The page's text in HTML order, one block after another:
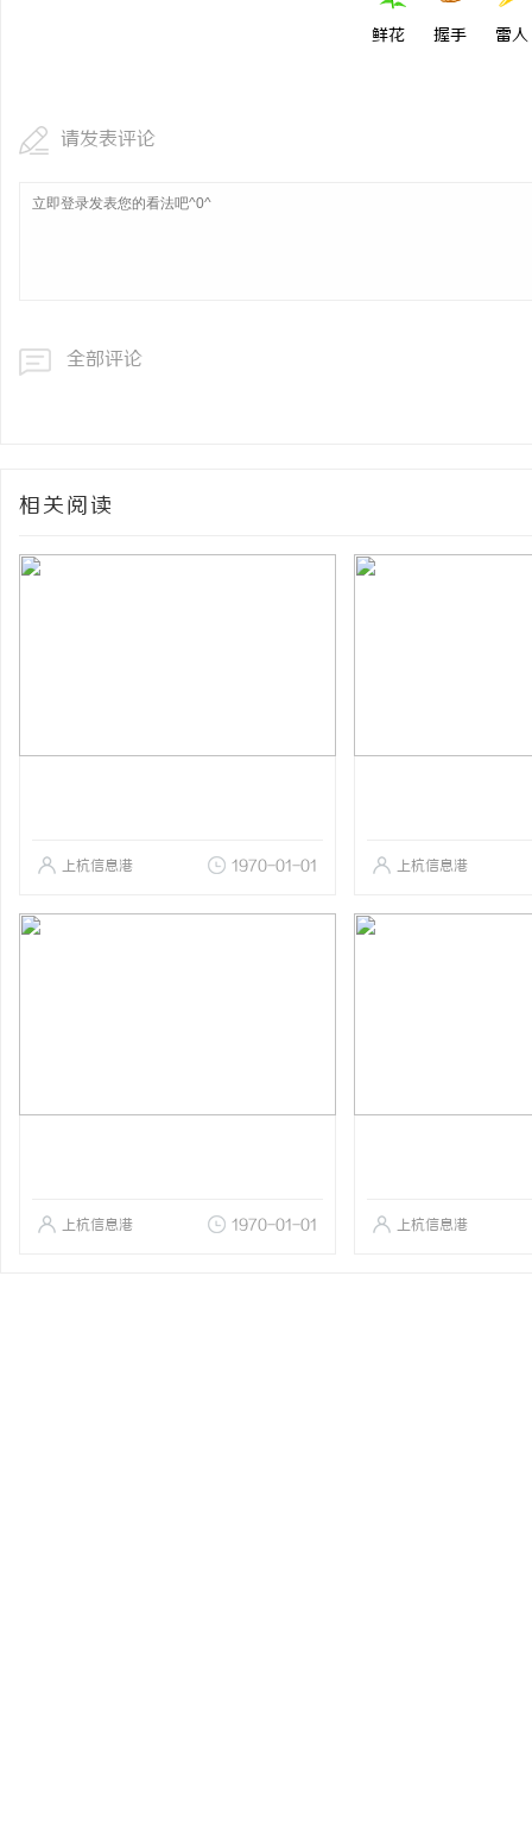
鲜花 握手 雷人
请发表评论
全部评论
相关阅读
上杭信息港 1970-01-01 上杭信息港
上杭信息港 1970-01-01 上杭信息港